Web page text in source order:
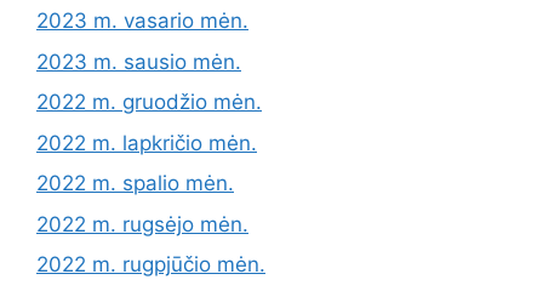
2023 m. vasario mėn.
2023 m. sausio mėn.
2022 m. gruodžio mėn.
2022 m. lapkričio mėn.
2022 m. spalio mėn.
2022 m. rugsėjo mėn.
2022 m. rugpjūčio mėn.